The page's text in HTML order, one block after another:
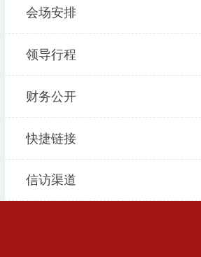
会场安排
领导行程
财务公开
快捷链接
信访渠道